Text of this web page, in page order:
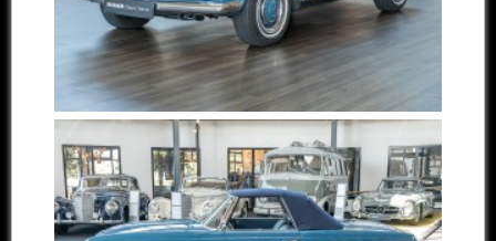
Datenschutz
AGB
Haftungsausschluss